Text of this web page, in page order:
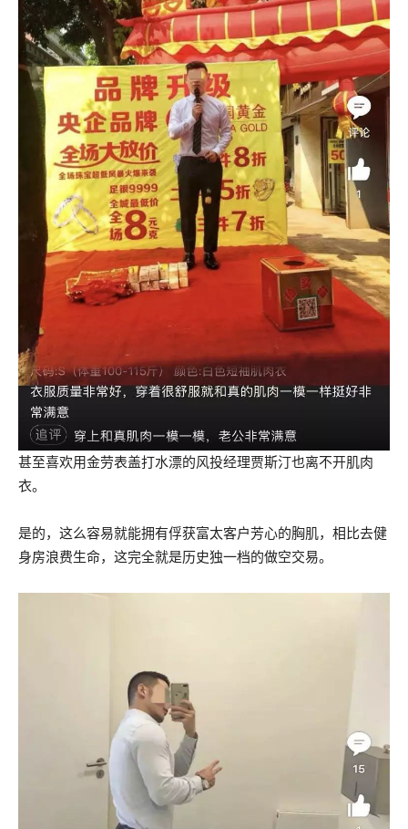
甚至喜欢用金劳表盖打水漂的风投经理贾斯汀也离不开肌肉
衣。
是的，这么容易就能拥有俘获富太客户芳心的胸肌，相比去健
身房浪费生命，这完全就是历史独一档的做空交易。